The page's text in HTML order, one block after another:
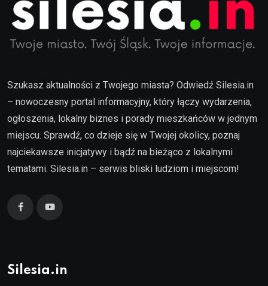
Szukasz aktualności z Twojego miasta? Odwiedź Silesia.in
– nowoczesny portal informacyjny, który łączy wydarzenia,
ogłoszenia, lokalny biznes i porady mieszkańców w jednym
miejscu. Sprawdź, co dzieje się w Twojej okolicy, poznaj
najciekawsze inicjatywy i bądź na bieżąco z lokalnymi
tematami. Silesia.in – serwis bliski ludziom i miejscom!
Silesia.in